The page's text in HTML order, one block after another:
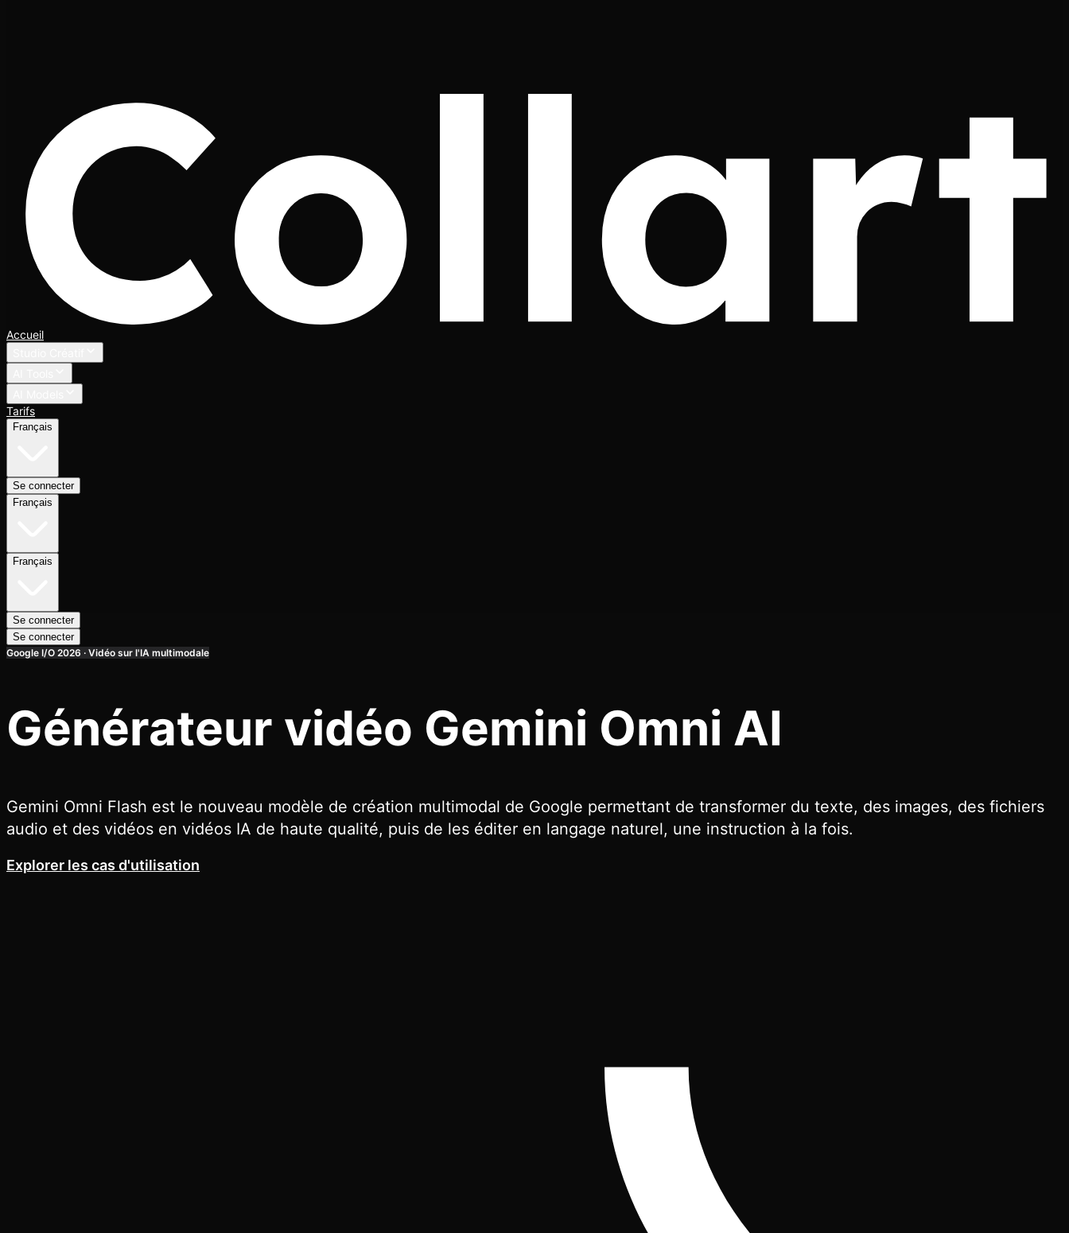
Accueil
Tarifs
Français
Se connecter
Français
Français
Se connecter
Se connecter
Google I/O 2026 · Vidéo sur l'IA multimodale
Générateur vidéo Gemini Omni AI
Gemini Omni Flash est le nouveau modèle de création multimodal de Google permettant de transformer du texte, des images, des fichiers
audio et des vidéos en vidéos IA de haute qualité, puis de les éditer en langage naturel, une instruction à la fois.
Explorer les cas d'utilisation